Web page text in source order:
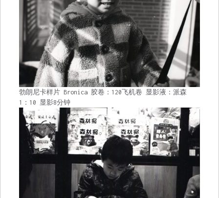
勃朗尼卡样片 Bronica 胶卷：120飞机卷 显影液：派森
1：10 显影8分钟